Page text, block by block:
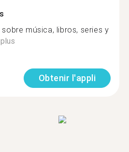
música, libros, series y
Obtenir l'appli